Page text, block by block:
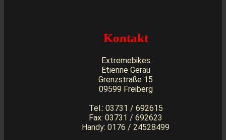
Kontakt
Extremebikes
Etienne Gerau
Grenzstraße 15
09599 Freiberg
Tel.: 03731 / 692615
Fax: 03731 / 692623
Handy: 0176 / 24528499